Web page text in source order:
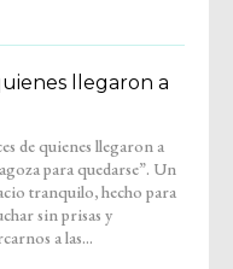
llegaron a
a las...